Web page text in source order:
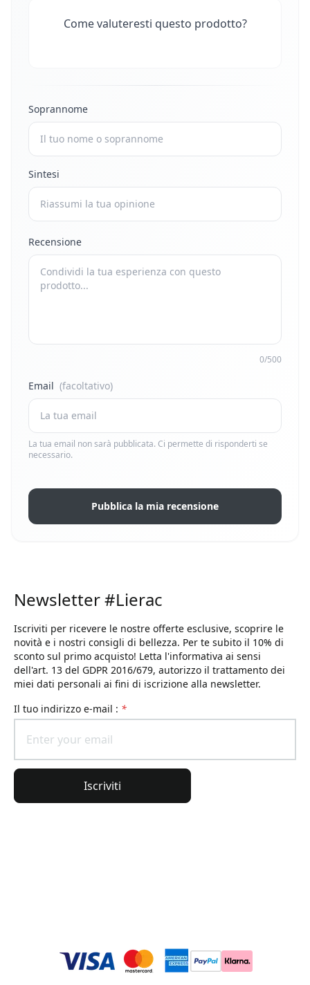
Come valuteresti questo prodotto?
Soprannome
Sintesi
Recensione
0/500
Email (facoltativo)
La tua email non sarà pubblicata. Ci permette di risponderti se
necessario.
Pubblica la mia recensione
Newsletter #Lierac
Iscriviti per ricevere le nostre offerte esclusive, scoprire le
novità e i nostri consigli di bellezza. Per te subito il 10% di
sconto sul primo acquisto! Letta l'informativa ai sensi
dell'art. 13 del GDPR 2016/679, autorizzo il trattamento dei
miei dati personali ai fini di iscrizione alla newsletter.
il tuo indirizzo e-mail : *
Iscriviti